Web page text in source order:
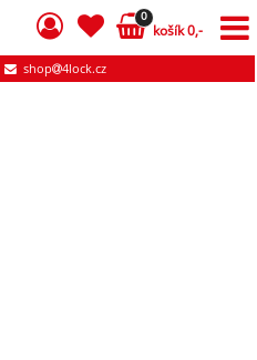
0
košík 0,-
shop 4lock.cz